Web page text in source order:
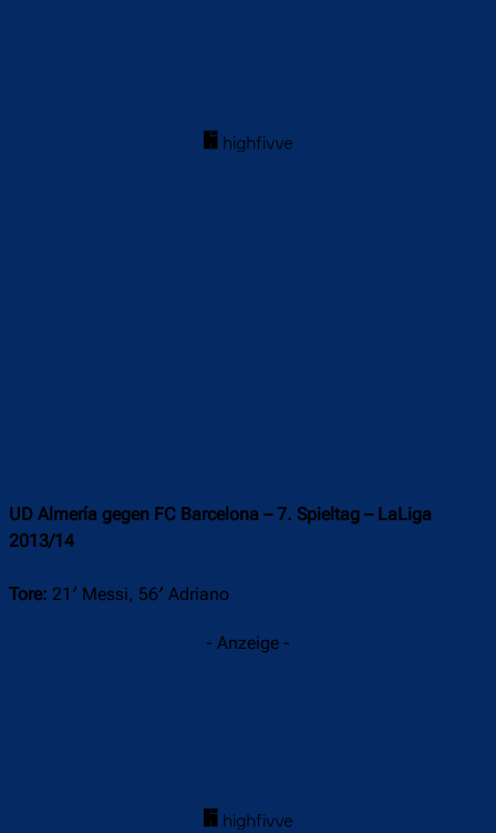
UD Almería gegen FC Barcelona – 7. Spieltag – LaLiga
2013/14
Tore: 21′ Messi, 56′ Adriano
- Anzeige -